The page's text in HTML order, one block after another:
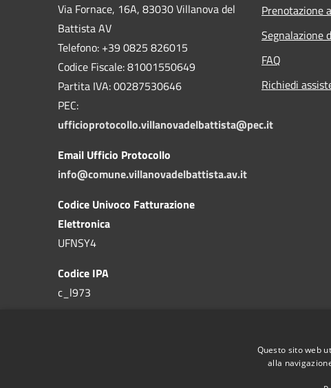
Via Fornace, 16A, 83030 Villanova del
Battista AV
Telefono: +39 0825 826015
Codice Fiscale: 81001550649
Partita IVA: 00287530646
PEC:
ufficioprotocollo.villanovadelbattista@pec.it
Email Ufficio Protocollo
info@comune.villanovadelbattista.av.it
Codice Univoco Fatturazione
Elettronica
UFNSY4
Codice IPA
c_l973
Prenotazione
Segnalazione
FAQ
Richiedi
Questo sito web
alla